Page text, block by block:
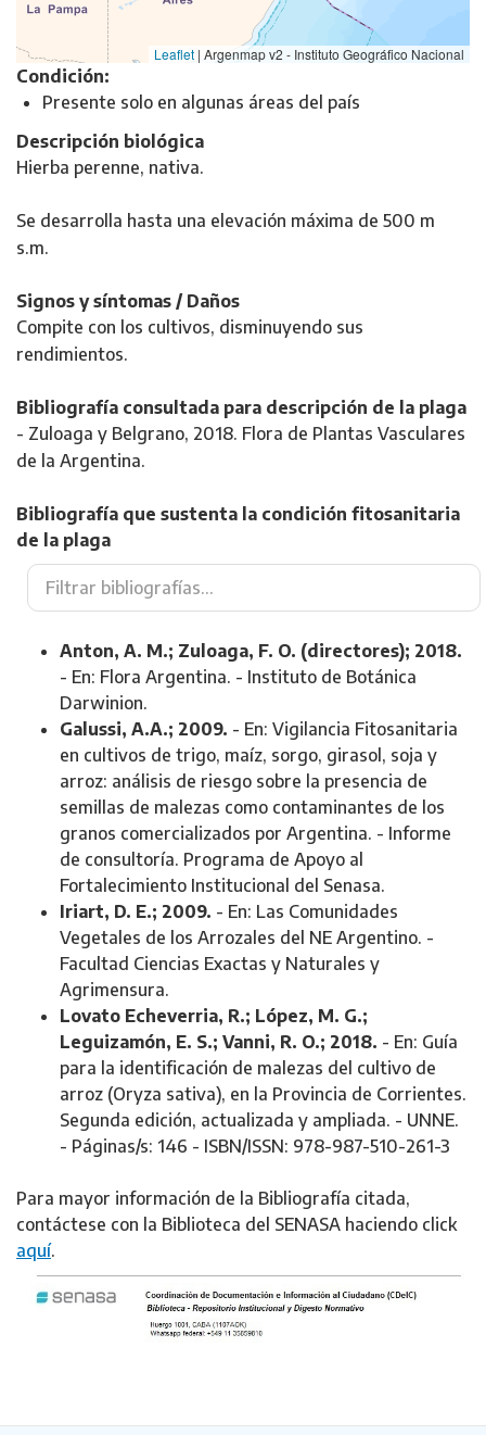
Leaflet | Argenmap v2 - Instituto Geográfico Nacional
Condición:
Presente solo en algunas áreas del país
Descripción biológica
Hierba perenne, nativa.
Se desarrolla hasta una elevación máxima de 500 m
s.m.
Signos y síntomas / Daños
Compite con los cultivos, disminuyendo sus
rendimientos.
Bibliografía consultada para descripción de la plaga
- Zuloaga y Belgrano, 2018. Flora de Plantas Vasculares
de la Argentina.
Bibliografía que sustenta la condición fitosanitaria
de la plaga
Anton, A. M.; Zuloaga, F. O. (directores); 2018.
- En: Flora Argentina. - Instituto de Botánica
Darwinion.
Galussi, A.A.; 2009. - En: Vigilancia Fitosanitaria
en cultivos de trigo, maíz, sorgo, girasol, soja y
arroz: análisis de riesgo sobre la presencia de
semillas de malezas como contaminantes de los
granos comercializados por Argentina. - Informe
de consultoría. Programa de Apoyo al
Fortalecimiento Institucional del Senasa.
Iriart, D. E.; 2009. - En: Las Comunidades
Vegetales de los Arrozales del NE Argentino. -
Facultad Ciencias Exactas y Naturales y
Agrimensura.
Lovato Echeverria, R.; López, M. G.;
Leguizamón, E. S.; Vanni, R. O.; 2018. - En: Guía
para la identificación de malezas del cultivo de
arroz (Oryza sativa), en la Provincia de Corrientes.
Segunda edición, actualizada y ampliada. - UNNE.
- Páginas/s: 146 - ISBN/ISSN: 978-987-510-261-3
Para mayor información de la Bibliografía citada,
contáctese con la Biblioteca del SENASA haciendo click
aquí.